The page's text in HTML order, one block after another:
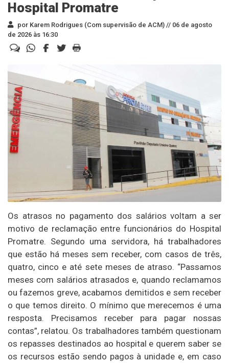
Hospital Promatre
por Karem Rodrigues (Com supervisão de ACM) // 06 de agosto
de 2026 às 16:30
Os atrasos no pagamento dos salários voltam a ser
motivo de reclamação entre funcionários do Hospital
Promatre. Segundo uma servidora, há trabalhadores
que estão há meses sem receber, com casos de três,
quatro, cinco e até sete meses de atraso. “Passamos
meses com salários atrasados e, quando reclamamos
ou fazemos greve, acabamos demitidos e sem receber
o que temos direito. O mínimo que merecemos é uma
resposta. Precisamos receber para pagar nossas
contas”, relatou. Os trabalhadores também questionam
os repasses destinados ao hospital e querem saber se
os recursos estão sendo pagos à unidade e, em caso